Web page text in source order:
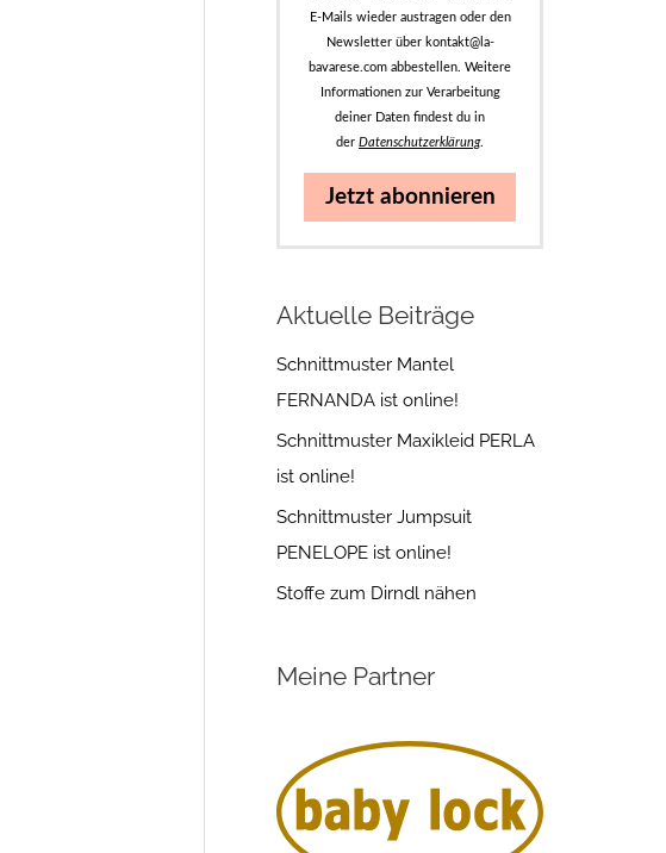
E-Mails wieder austragen oder den
Newsletter über kontakt@la-
bavarese.com abbestellen. Weitere
Informationen zur Verarbeitung
deiner Daten findest du in
der Datenschutzerklärung.
Jetzt abonnieren
Aktuelle Beiträge
Schnittmuster Mantel
FERNANDA ist online!
Schnittmuster Maxikleid PERLA
ist online!
Schnittmuster Jumpsuit
PENELOPE ist online!
Stoffe zum Dirndl nähen
Meine Partner